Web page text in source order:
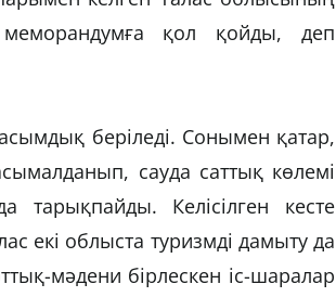
қол қойды, деп
беріледі. Сонымен қатар,
сауда саттық көлемі
Келісілген кесте
екі облыста туризмді дамыту да
мәдени бірлескен іс-шаралар